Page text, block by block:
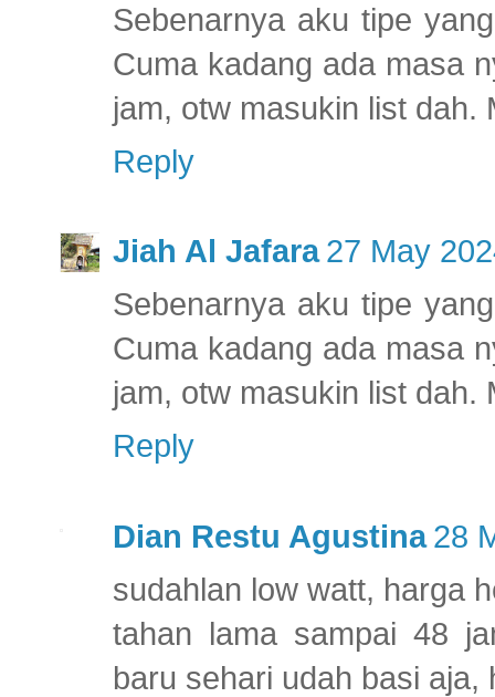
Sebenarnya aku tipe
Cuma kadang ada masa
jam, otw masukin list dah.
Reply
Jiah Al Jafara 27 May
Sebenarnya aku tipe
Cuma kadang ada masa
jam, otw masukin list dah.
Reply
Dian Restu Agustina 28
sudahlan low watt, harga
tahan lama sampai 48
baru sehari udah basi aja,